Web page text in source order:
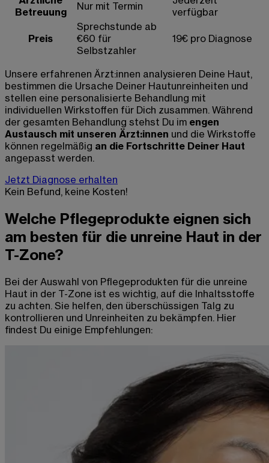
Betreuung
Nur mit Termin
verfügbar
Preis
Sprechstunde ab
€60 für
Selbstzahler
19€ pro Diagnose
Unsere erfahrenen Ärzt:innen analysieren Deine Haut,
bestimmen die Ursache Deiner Hautunreinheiten und
stellen eine personalisierte Behandlung mit
individuellen Wirkstoffen für Dich zusammen. Während
der gesamten Behandlung stehst Du im engen
Austausch mit unseren Ärzt:innen und die Wirkstoffe
können regelmäßig an die Fortschritte Deiner Haut
angepasst werden.
Jetzt Diagnose erhalten
Kein Befund, keine Kosten!
Welche Pflegeprodukte eignen sich
am besten für die unreine Haut in der
T-Zone?
Bei der Auswahl von Pflegeprodukten für die unreine
Haut in der T-Zone ist es wichtig, auf die Inhaltsstoffe
zu achten. Sie helfen, den überschüssigen Talg zu
kontrollieren und Unreinheiten zu bekämpfen. Hier
findest Du einige Empfehlungen: